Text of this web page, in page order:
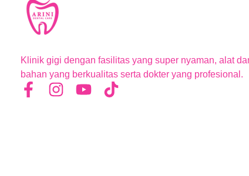
Klinik gigi dengan fasilitas yang super nyaman, alat
bahan yang berkualitas serta dokter yang profesional.